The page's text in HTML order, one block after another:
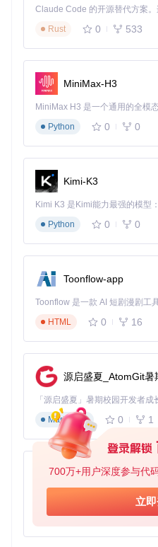
700万+用户深度参与代
立
3、项目及技术应用场景
Web应用：为用户提供即时
内容管理系统：自动将博客
译成多种语言。
数据挖掘：方便地翻译大量
教育平台：帮助学习者理解
4、项目特点
高效 ：减少IP限制，确保翻
易于使用
兼容性好：基于Composer
持续更新 ：活跃的开发者社
总的来说，PHP
的工具，无论你是个人开发者
立即尝试，让您的项目拥有强
Rust
0 533
MiniMax-H3
Python
0 0
Kimi-K3
Python
0 0
Toonflow-app
HTML
0 16
源启盛夏_AtomGit暑
Markdown
0 1
AionUi
TypeScript
0 6